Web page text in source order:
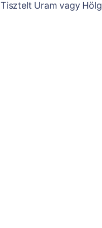
Tisztelt Uram vagy